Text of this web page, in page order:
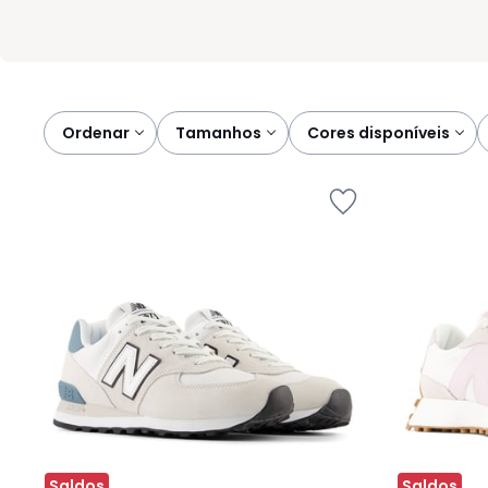
Ordenar tamanhos cores disponíveis